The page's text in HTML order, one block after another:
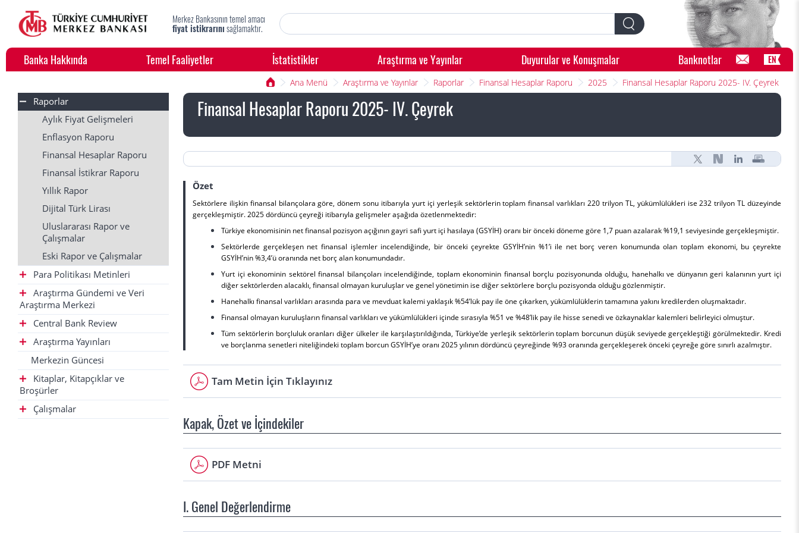
Merkez Bankasının temel amacı
fiyat istikrarınısağlamaktır.
Banka Hakkında Temel Faaliyetler İstatistikler Araştırma ve Yayınlar Duyurular ve Konuşmalar Banknotlar EN
Ana Menü Araştırma ve Yayınlar Raporlar Finansal Hesaplar Raporu 2025 Finansal Hesaplar Raporu 2025- IV. Çeyrek
Raporlar
Aylık Fiyat Gelişmeleri
Enflasyon Raporu
Finansal Hesaplar Raporu
Finansal İstikrar Raporu
Yıllık Rapor
Dijital Türk Lirası
Uluslararası Rapor ve
Çalışmalar
Eski Rapor ve Çalışmalar
Para Politikası Metinleri
Araştırma Gündemi ve Veri
Araştırma Merkezi
Central Bank Review
Araştırma Yayınları
Merkezin Güncesi
Kitaplar, Kitapçıklar ve
Broşürler
Çalışmalar
Finansal Hesaplar Raporu 2025- IV. Çeyrek
Özet
Sektörlere ilişkin finansal bilançolara göre, dönem sonu itibarıyla yurt içi yerleşik sektörlerin toplam finansal varlıkları 220 trilyon TL, yükümlülükleri ise 232 trilyon TL düzeyinde
gerçekleşmiştir. 2025 dördüncü çeyreği itibarıyla gelişmeler aşağıda özetlenmektedir:
Türkiye ekonomisinin net finansal pozisyon açığının gayri safi yurt içi hasılaya (GSYİH) oranı bir önceki döneme göre 1,7 puan azalarak %19,1 seviyesinde gerçekleşmiştir.
Sektörlerde gerçekleşen net finansal işlemler incelendiğinde, bir önceki çeyrekte GSYİH’nin %1’i ile net borç veren konumunda olan toplam ekonomi, bu çeyrekte
GSYİH’nin %3,4’ü oranında net borç alan konumundadır.
Yurt içi ekonominin sektörel finansal bilançoları incelendiğinde, toplam ekonominin finansal borçlu pozisyonunda olduğu, hanehalkı ve dünyanın geri kalanının yurt içi
diğer sektörlerden alacaklı, finansal olmayan kuruluşlar ve genel yönetimin ise diğer sektörlere borçlu pozisyonda olduğu gözlenmiştir.
Hanehalkı finansal varlıkları arasında para ve mevduat kalemi yaklaşık %54’lük pay ile öne çıkarken, yükümlülüklerin tamamına yakını kredilerden oluşmaktadır.
Finansal olmayan kuruluşların finansal varlıkları ve yükümlülükleri içinde sırasıyla %51 ve %48’lik pay ile hisse senedi ve özkaynaklar kalemleri belirleyici olmuştur.
Tüm sektörlerin borçluluk oranları diğer ülkeler ile karşılaştırıldığında, Türkiye’de yerleşik sektörlerin toplam borcunun düşük seviyede gerçekleştiği görülmektedir. Kredi
ve borçlanma senetleri niteliğindeki toplam borcun GSYİH’ye oranı 2025 yılının dördüncü çeyreğinde %93 oranında gerçekleşerek önceki çeyreğe göre sınırlı azalmıştır.
Tam Metin İçin Tıklayınız
Kapak, Özet ve İçindekiler
PDF Metni
I. Genel Değerlendirme